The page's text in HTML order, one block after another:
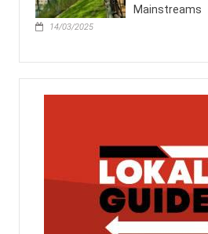
Mainstreams
14/03/2025